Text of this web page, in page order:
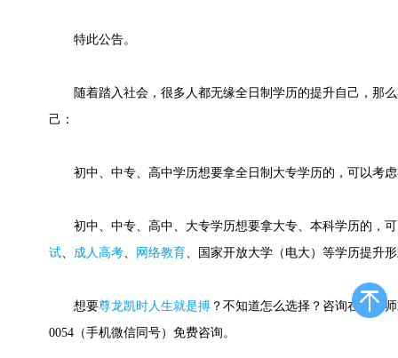
特此公告。
随着踏入社会，很多人都无缘全日制学历的提升自己，那么
己：
初中、中专、高中学历想要拿全日制大专学历的，可以考虑
初中、中专、高中、大专学历想要拿大专、本科学历的，可
试、 成人高考、 网络教育、国家开放大学（电大）等学历提升
想要尊龙凯时人生就是搏 ？不知道怎么选择？咨询在线老
0054（手机微信同号）免费咨询。